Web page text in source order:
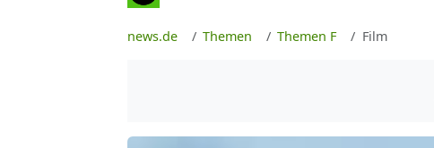
news.de Themen Themen F Film